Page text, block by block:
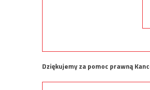
Dziękujemy za pomoc prawną